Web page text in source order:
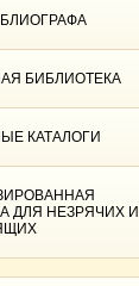
БИБЛИОТЕКА
КАТАЛОГИ
ДЛЯ НЕЗРЯЧИХ И